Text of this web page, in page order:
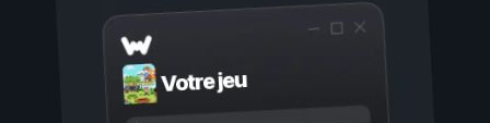
Votre jeu